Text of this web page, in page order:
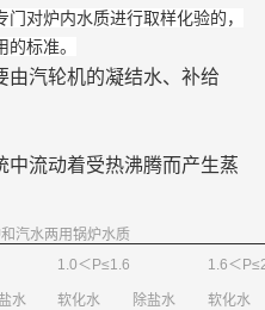
对炉内水质进行取样化验的，
标准。
由汽轮机的凝结水、补给
中流动着受热沸腾而产生蒸
汽水两用锅炉水质
1.0＜P≤1.6 1.6＜
水 软化水 除盐水 软化水